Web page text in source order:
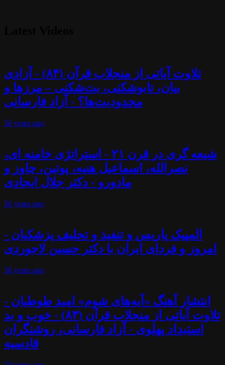
تلاوت آیاتی از منجلاب قرآن (۸۴) - آزادی
بیان، تابوشکنی، بت‌شکنی – مرزها و
محدودیت‌ها؟ - آزاد فارسانی
56 years ago
شیعه گری در قرن ۲۱ - استراتژی خامنه ای،
نصرالله، اسماعیل هنیه، پوتین، چاوز و
مادورو - دکتر جلال ایجادی
56 years ago
المپیک پاریس و تنفیذ و تحلیف پزشکیان -
امروز و فردای ایران با دکتر حسین لاجوردی
56 years ago
انتشار آهنگ «آیه‌های شوم» امید طوطیان -
تلاوت آیاتی از منجلاب قرآن (۸۳) - خوب و بد
استبداد پهلوی - آزاد فارسانی، روشنگران
قادسیه